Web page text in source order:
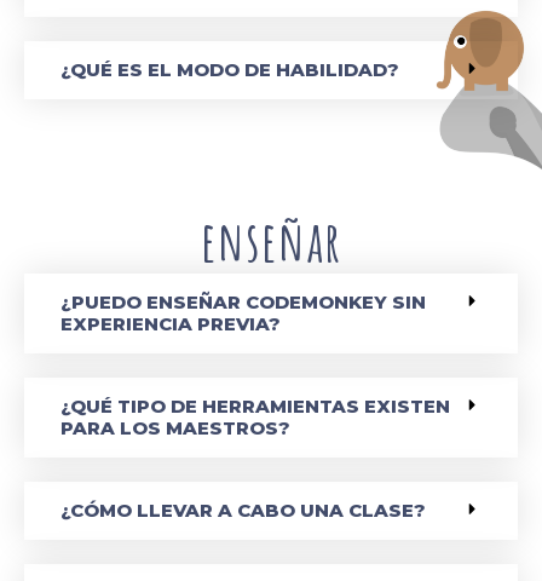
¿QUÉ ES EL MODO DE HABILIDAD?
enseñar
¿PUEDO ENSEÑAR CODEMONKEY SIN
EXPERIENCIA PREVIA?
¿QUÉ TIPO DE HERRAMIENTAS EXISTEN
PARA LOS MAESTROS?
¿CÓMO LLEVAR A CABO UNA CLASE?